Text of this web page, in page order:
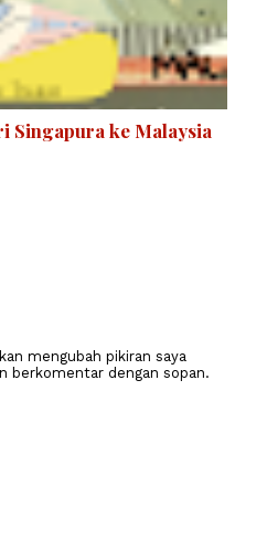
Singapura ke Malaysia
mengubah pikiran saya
berkomentar dengan sopan.